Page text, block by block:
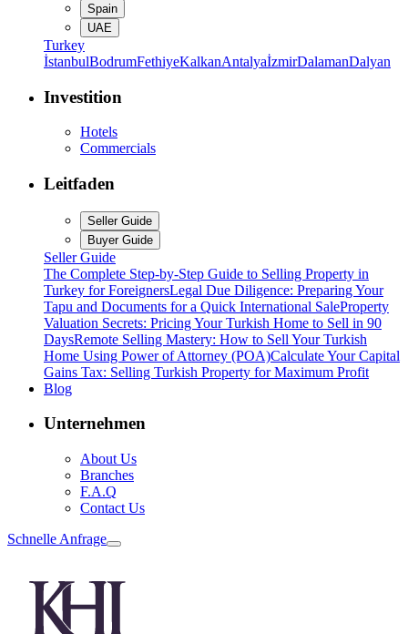
Spain
UAE
Turkey
İstanbulBodrumFethiyeKalkanAntalyaİzmirDalamanDalyan
Investition
Hotels
Commercials
Leitfaden
Seller Guide
Buyer Guide
Seller Guide
The Complete Step-by-Step Guide to Selling Property in
Turkey for ForeignersLegal Due Diligence: Preparing Your
Tapu and Documents for a Quick International SaleProperty
Valuation Secrets: Pricing Your Turkish Home to Sell in 90
DaysRemote Selling Mastery: How to Sell Your Turkish
Home Using Power of Attorney (POA)Calculate Your Capital
Gains Tax: Selling Turkish Property for Maximum Profit
Blog
Unternehmen
About Us
Branches
F.A.Q
Contact Us
Schnelle Anfrage